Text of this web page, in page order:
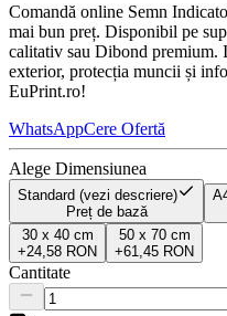
Comandă online Semn
mai bun preț. Disponibil pe
calitativ sau Dibond premium.
exterior, protecția muncii și
EuPrint.ro!
WhatsAppCere Ofertă
Alege Dimensiunea
Standard (vezi descriere)
Preț de bază
30 x 40 cm
+24,58 RON
50 x 70 cm
+61,45 RON
Cantitate